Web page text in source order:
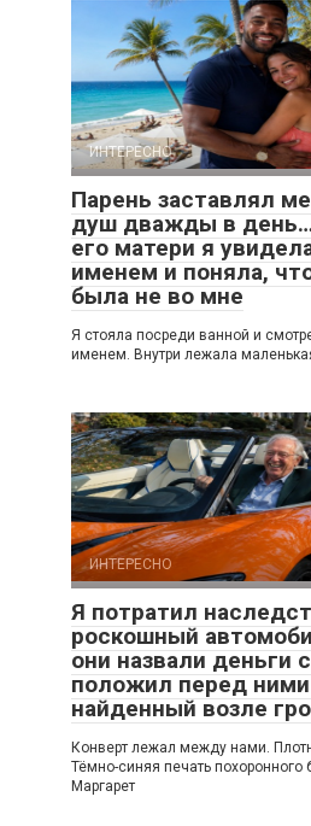
ИНТЕРЕСНО
Парень заставлял
душ дважды в день…
его матери я
именем и поняла,
была не во мне
Я стояла посреди ванной и
именем. Внутри лежала
ИНТЕРЕСНО
Я потратил
роскошный
они назвали деньги
положил перед ними
найденный возле
Конверт лежал между нами.
Тёмно-синяя печать похоронного
Маргарет